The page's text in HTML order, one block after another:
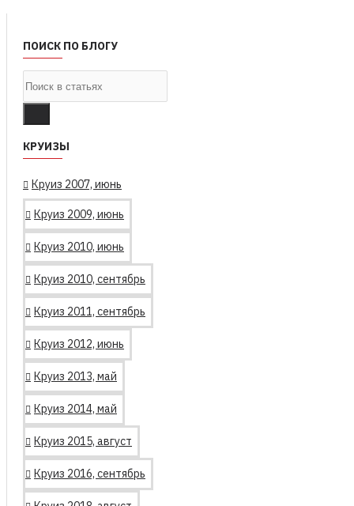
ПОИСК ПО БЛОГУ
КРУИЗЫ
Круиз 2007, июнь
Круиз 2009, июнь
Круиз 2010, июнь
Круиз 2010, сентябрь
Круиз 2011, сентябрь
Круиз 2012, июнь
Круиз 2013, май
Круиз 2014, май
Круиз 2015, август
Круиз 2016, сентябрь